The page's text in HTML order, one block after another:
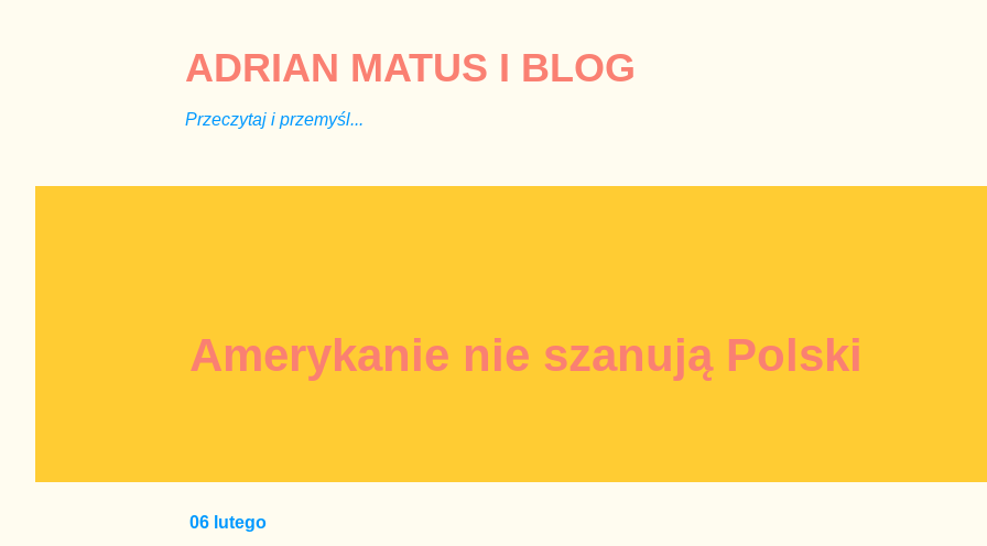
ADRIAN MATUS I BLOG
Przeczytaj i przemyśl...
Amerykanie nie szanują Polski
06 lutego